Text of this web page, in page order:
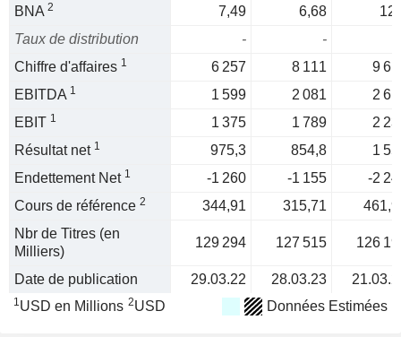
BNA 2 7,49 6,68
Taux de distribution
-
-
Chiffre d'affaires 1 6 257 8 111
9
EBITDA 1 1 599 2 081
2
EBIT 1 1 375 1 789
2
Résultat net 1 975,3 854,8
1
Endettement Net 1 -1 260 -1 155
-2
Cours de référence 2 344,91 315,71
Nbr de Titres (en
Milliers)
129 294 127 515 126
Date de publication 29.03.22 28.03.23
1USD en Millions 2USD Données Estimées